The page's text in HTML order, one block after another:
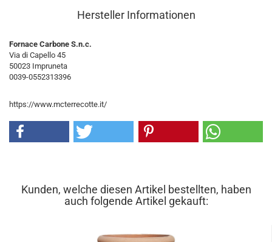
Hersteller Informationen
Fornace Carbone S.n.c.
Via di Capello 45
50023 Impruneta
0039-0552313396
https://www.mcterrecotte.it/
Kunden, welche diesen Artikel bestellten, haben
auch folgende Artikel gekauft: